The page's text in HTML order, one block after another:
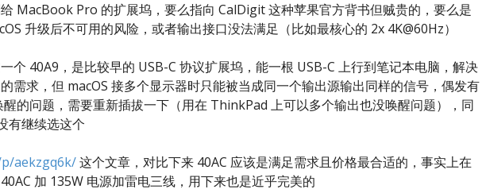
MacBook Pro 的扩展坞，要么指向 CalDigit 这种苹果官方背书但贼贵的，要么是
升级后不可用的风险，或者输出接口没法满足（比如最核心的 2x 4K@60Hz）
个 40A9，是比较早的 USB-C 协议扩展坞，能一根 USB-C 上行到笔记本电脑，解决
需求，但 macOS 接多个显示器时只能被当成同一个输出源输出同样的信号，偶发有
的问题，需要重新插拔一下（用在 ThinkPad 上可以多个输出也没唤醒问题），同
有继续选这个
aekzgq6k/这个文章，对比下来 40AC 应该是满足需求且价格最合适的，事实上在
加 135W 电源加雷电三线，用下来也是近乎完美的